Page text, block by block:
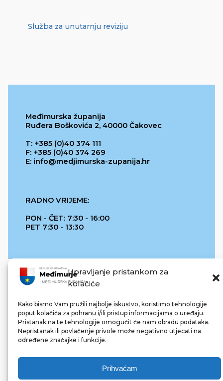
Upravljanje pristankom za
kolačiće
Kako bismo Vam pružili najbolje iskustvo, koristimo tehnologije
poput kolačića za pohranu i/ili pristup informacijama o uređaju.
Pristanak na te tehnologije omogućit će nam obradu podataka.
Nepristanak ili povlačenje privole može negativno utjecati na
određene značajke i funkcije.
Prihvaćam
Služba za unutarnju reviziju
Međimurska županija
Ruđera Boškovića 2, 40000 Čakovec
T: +385 (0)40 374 111
F: +385 (0)40 374 269
E: info@medjimurska-zupanija.hr
RADNO VRIJEME:
PON - ČET: 7:30 - 16:00
PET 7:30 - 13:30
REPUBLIKA HRVATSKA